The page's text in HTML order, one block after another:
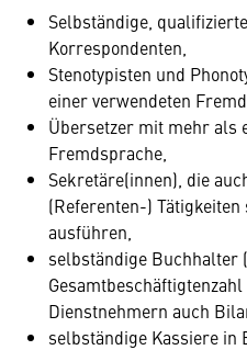
Selbständige,
Korrespondenten,
Stenotypisten und
einer verwendeten
Übersetzer mit mehr als
Fremdsprache,
Sekretäre(innen), die
(Referenten-)
ausführen,
selbständige Buchhalter
Gesamtbeschäftigtenzahl
Dienstnehmern auch
selbständige Kassiere